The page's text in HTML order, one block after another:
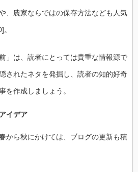
、農家ならではの保存方法なども人気
」は、読者にとっては貴重な情報源で
されたネタを発掘し、読者の知的好奇
を作成しましょう。
イデア
から秋にかけては、ブログの更新も積